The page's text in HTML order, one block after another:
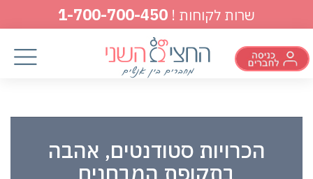
שרות לקוחות ! 1-700-700-450
הכרויות סטודנטים, אהבה
בתקופת המבחנים